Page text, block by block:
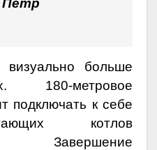
Петр
больше
180-метровое
подключать к себе
котлов
Завершение